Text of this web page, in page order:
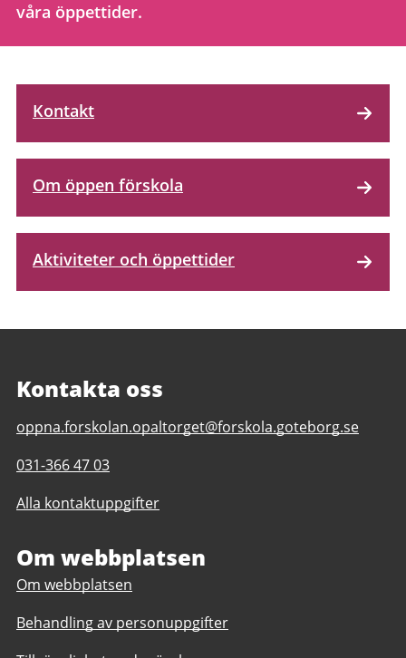
våra öppettider.
Kontakt
Om öppen förskola
Aktiviteter och öppettider
Kontakta oss
E-
till
Öppna
förskolan
familjecentralen
Opaltorget
oppna.forskolan.opaltorget@forskola.goteborg.se
Telefonnummer
Öppna
på
familjecentralen
Opaltorget
031-366 47 03
Alla kontaktuppgifter
Om webbplatsen
Om webbplatsen
Behandling av personuppgifter